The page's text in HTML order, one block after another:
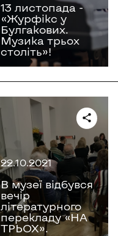
13 листопада -
«Журфікс у
Булгакових.
Музика трьох
століть»!
22.10.2021
В музеї відбувся
вечір
літературного
перекладу «НА
ТРЬОХ».